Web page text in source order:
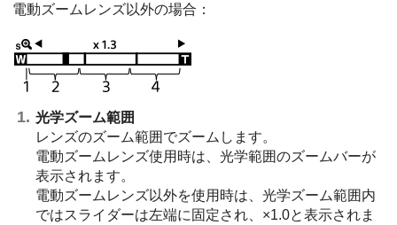
電動ズームレンズ以外の場合：
光学ズーム範囲
レンズのズーム範囲でズームします。
電動ズームレンズ使用時は、光学範囲のズームバーが
表示されます。
電動ズームレンズ以外を使用時は、光学ズーム範囲内
ではスライダーは左端に固定され、×1.0と表示されま